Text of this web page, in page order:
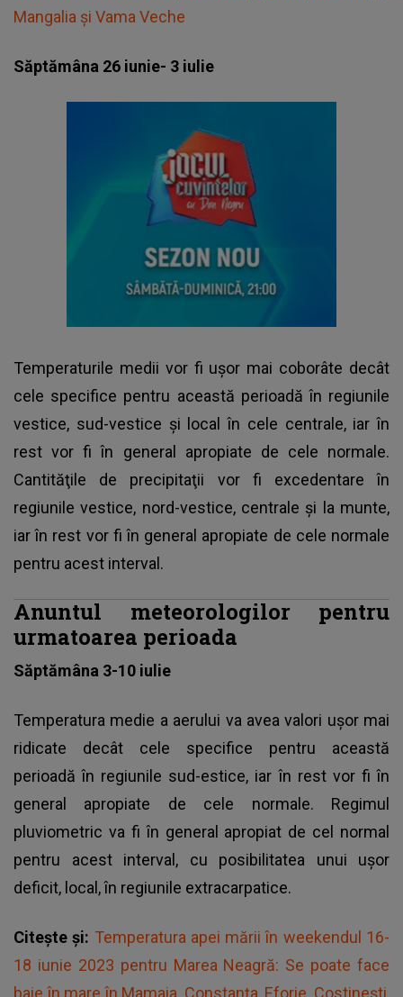
Mangalia și Vama Veche
Săptămâna 26 iunie- 3 iulie
Temperaturile medii vor fi uşor mai coborâte decât
cele specifice pentru această perioadă în regiunile
vestice, sud-vestice şi local în cele centrale, iar în
rest vor fi în general apropiate de cele normale.
Cantităţile de precipitaţii vor fi excedentare în
regiunile vestice, nord-vestice, centrale şi la munte,
iar în rest vor fi în general apropiate de cele normale
pentru acest interval.
Anuntul meteorologilor pentru
urmatoarea perioada
Săptămâna 3-10 iulie
Temperatura medie a aerului va avea valori uşor mai
ridicate decât cele specifice pentru această
perioadă în regiunile sud-estice, iar în rest vor fi în
general apropiate de cele normale. Regimul
pluviometric va fi în general apropiat de cel normal
pentru acest interval, cu posibilitatea unui uşor
deficit, local, în regiunile extracarpatice.
Citește și: Temperatura apei mării în weekendul 16-
18 iunie 2023 pentru Marea Neagră: Se poate face
baie în mare în Mamaia, Constanța, Eforie, Costinești,